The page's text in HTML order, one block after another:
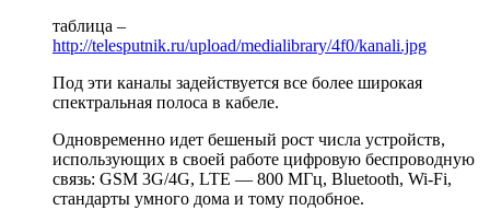
таблица –
http://telesputnik.ru/upload/medialibrary/4f0/kanali.jpg
Под эти каналы задействуется все более широкая
спектральная полоса в кабеле.
Одновременно идет бешеный рост числа устройств,
использующих в своей работе цифровую беспроводную
связь: GSM 3G/4G, LTE — 800 МГц, Bluetooth, Wi-Fi,
стандарты умного дома и тому подобное.